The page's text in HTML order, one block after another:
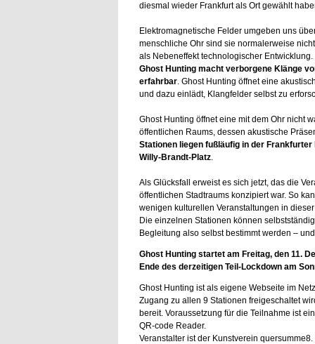
diesmal wieder Frankfurt als Ort gewählt
Elektromagnetische Felder umgeben uns
menschliche Ohr sind sie normalerweise
als Nebeneffekt technologischer Entwicklung.
Ghost Hunting macht verborgene Klänge
erfahrbar. Ghost Hunting öffnet eine
und dazu einlädt, Klangfelder selbst zu
Ghost Hunting öffnet eine mit dem Ohr nicht
öffentlichen Raums, dessen akustische
Stationen liegen fußläufig in der
Willy-Brandt-Platz.
Als Glücksfall erweist es sich jetzt, das die
öffentlichen Stadtraums konzipiert war. So
wenigen kulturellen Veranstaltungen in dieser
Die einzelnen Stationen können
Begleitung also selbst bestimmt werden –
Ghost Hunting startet am Freitag, den 11.
Ende des derzeitigen Teil-Lockdown am
Ghost Hunting ist als eigene Webseite im
Zugang zu allen 9 Stationen freigeschaltet
bereit. Voraussetzung für die Teilnahme ist
QR-code Reader.
Veranstalter ist der Kunstverein